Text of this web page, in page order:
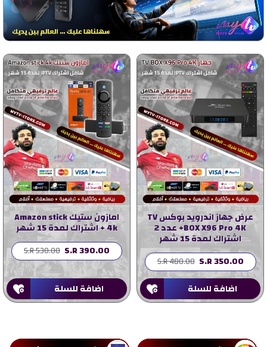
عرض جهاز اندرويد بوكس TV
BOX X96 Pro 4K+ عدد 2
اشتراك لمدة 15 شهر
S.R 350.00
S.R 480.00
اضافة للسلة
امازون ستيك Amazon stick
4k + اشتراك لمدة 15 شهر
S.R 390.00
S.R 530.00
اضافة للسلة